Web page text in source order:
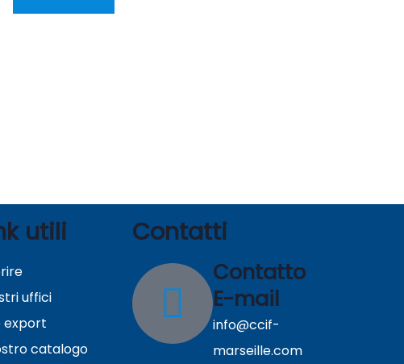
utili
uffici
export
catalogo
Contatti
Contatto
E-mail
info@ccif-
marseille.com